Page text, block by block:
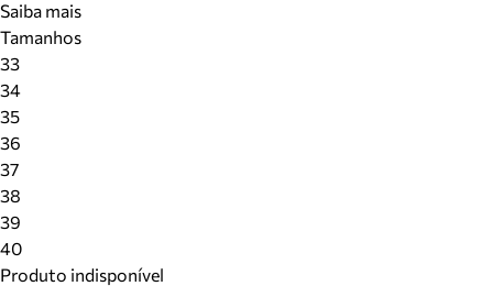
Meus pedidos
Saiba mais
Tamanhos
33
34
35
36
37
38
39
40
Produto indisponível